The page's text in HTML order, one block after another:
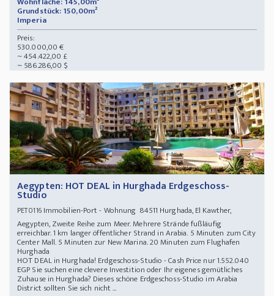
Grundstück: 150,00m²
Imperia
Preis:
530.000,00 €
~ 454.422,00 £
~ 586.286,00 $
Aegypten: HOT DEAL in Hurghada Erdgeschoss-
Studio
PET0116Immobilien-Port - Wohnung 84511 Hurghada, El Kawther,
Aegypten, Zweite Reihe zum Meer. Mehrere Strände fußläufig
erreichbar. 1 km langer öffentlicher Strand in Arabia. 5 Minuten zum City
Center Mall. 5 Minuten zur New Marina. 20 Minuten zum Flughafen
Hurghada
HOT DEAL in Hurghada! Erdgeschoss-Studio - Cash Price nur 1.552.040
EGP Sie suchen eine clevere Investition oder Ihr eigenes gemütliches
Zuhause in Hurghada? Dieses schöne Erdgeschoss-Studio im Arabia
District sollten Sie sich nicht ...